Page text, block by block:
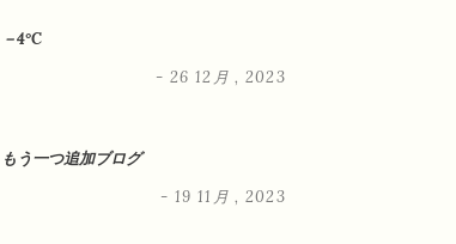
－4°C
- 26 12月 , 2023
もう一つ追加ブログ
- 19 11月 , 2023